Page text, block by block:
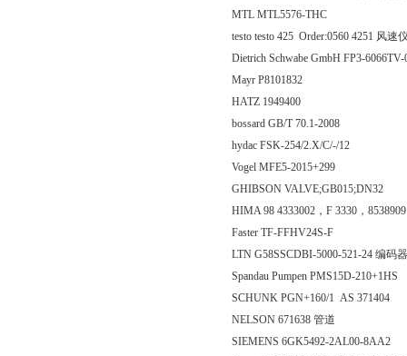
MTL MTL5576-THC
testo testo 425 Order:0560 4251 风速
Dietrich Schwabe GmbH FP3-
Mayr P8101832
HATZ 1949400
bossard GB/T 70.1-2008
hydac FSK-254/2.X/C/-/12
Vogel MFE5-2015+299
GHIBSON VALVE;GB015;DN32
HIMA 98 4333002，F 3330，
Faster TF-FFHV24S-F
LTN G58SSCDBI-5000-521-24 编码器
Spandau Pumpen PMS15D-210+1HS
SCHUNK PGN+160/1 AS 371404
NELSON 671638 管道
SIEMENS 6GK5492-2AL00-8AA2